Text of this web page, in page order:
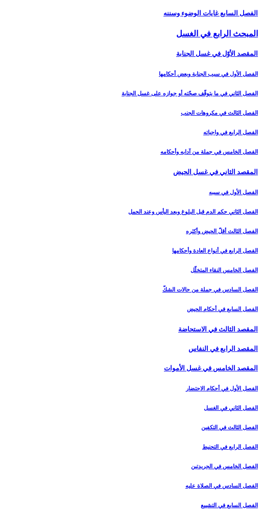
الفصل السابع غايات الوضوء وسننه‏
المبحث الرابع في الغسل‏
المقصد الأوّل في غسل الجنابة
الفصل الأول في سبب الجنابة وبعض أحكامها
الفصل الثاني في ما يتوقّف صحّته أو جوازه على غسل الجنابة
الفصل الثالث في مكروهات الجنب‏
الفصل الرابع في واجباته
الفصل الخامس في جملة من آدابه وأحكامه‏
المقصد الثاني في غسل الحيض‏
الفصل الأول في سببه
الفصل الثاني حكم الدم قبل البلوغ وبعد اليأس وعند الحمل‏
الفصل الثالث أقلّ الحيض وأكثره‏
الفصل الرابع في أنواع العادة وأحكامها
الفصل الخامس النقاء المتخلّل‏
الفصل السادس في جملة من حالات الشكّ‏
الفصل السابع في أحكام الحيض
المقصد الثالث في الاستحاضة
المقصد الرابع في النفاس‏
المقصد الخامس في غسل الأموات‏
الفصل الأول في أحكام الاحتضار
الفصل الثاني في الغسل
الفصل الثالث في التكفين
الفصل الرابع‏ في التحنيط
الفصل الخامس في الجريدتين
الفصل السادس في الصلاة عليه
الفصل السابع في التشييع